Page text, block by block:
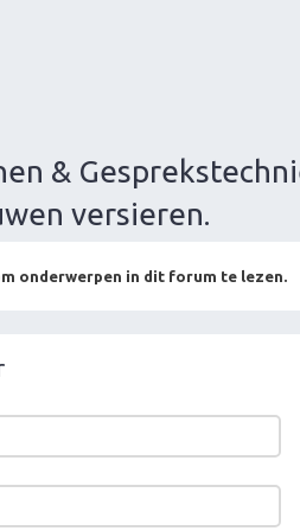
&
versieren.
onderwerpen in dit forum te lezen.